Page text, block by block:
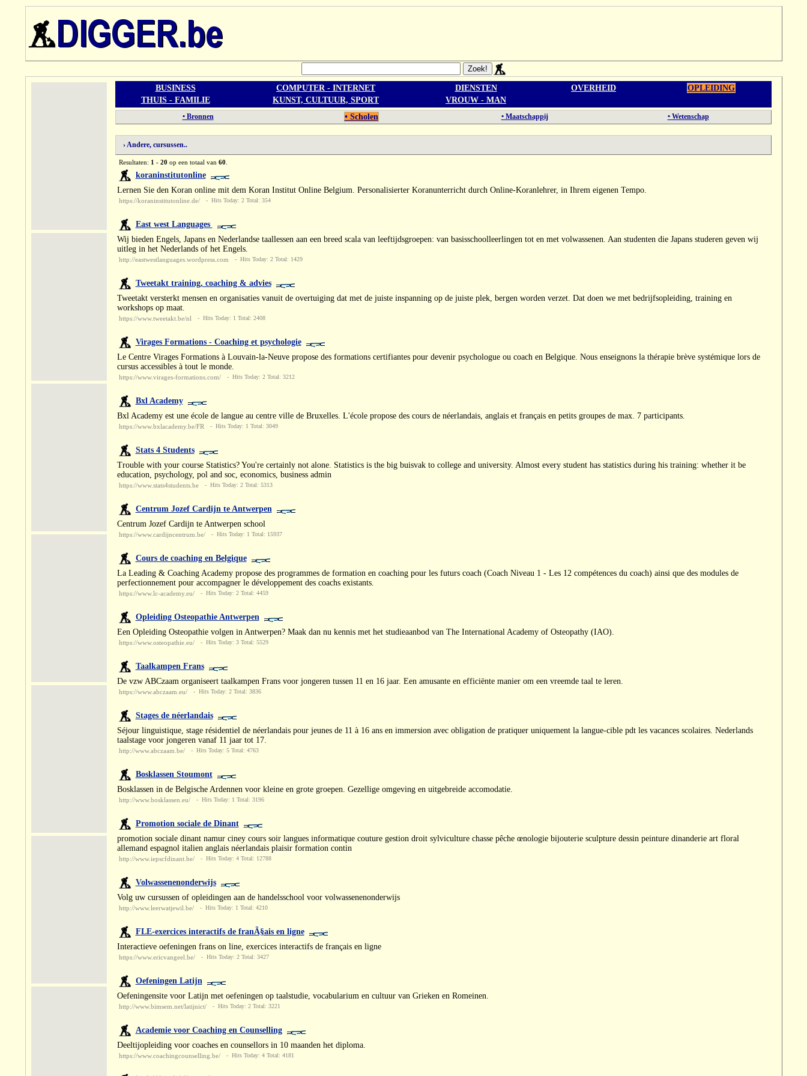
BUSINESS COMPUTER - INTERNET DIENSTEN OVERHEID
OPLEIDING
THUIS - FAMILIE
KUNST, CULTUUR, SPORT VROUW - MAN
• Bronnen • Scholen • Maatschappij • Wetenschap
› Andere, cursussen..
Resultaten: 1 - 20 op een totaal van 60
koraninstitutonline
Lernen Sie den Koran online mit dem Koran Institut Online Belgium. Personalisierter Koranunterricht durch Online-Koranlehrer, in Ihrem eigenen Tempo.
https://koraninstitutonline.de/ - Hits Today: 2 Total: 354
East west Languages
Wij bieden Engels, Japans en Nederlandse taallessen aan een breed scala van leeftijdsgroepen: van basisschoolleerlingen tot en met volwassenen. Aan studenten die Japans studeren geven wij
uitleg in het Nederlands of het Engels.
http://eastwestlanguages.wordpress.com - Hits Today: 2 Total: 1429
Tweetakt training, coaching & advies
Tweetakt versterkt mensen en organisaties vanuit de overtuiging dat met de juiste inspanning op de juiste plek, bergen worden verzet. Dat doen we met bedrijfsopleiding, training en
workshops op maat.
https://www.tweetakt.be/nl - Hits Today: 1 Total: 2408
Virages Formations - Coaching et psychologie
Le Centre Virages Formations à Louvain-la-Neuve propose des formations certifiantes pour devenir psychologue ou coach en Belgique. Nous enseignons la thérapie brève systémique lors de
cursus accessibles à tout le monde.
https://www.virages-formations.com/ - Hits Today: 2 Total: 3212
Bxl Academy
Bxl Academy est une école de langue au centre ville de Bruxelles. L'école propose des cours de néerlandais, anglais et français en petits groupes de max. 7 participants.
https://www.bxlacademy.be/FR - Hits Today: 1 Total: 3049
Stats 4 Students
Trouble with your course Statistics? You're certainly not alone. Statistics is the big buisvak to college and university. Almost every student has statistics during his training: whether it be
education, psychology, pol and soc, economics, business admin
https://www.stats4students.be - Hits Today: 2 Total: 5313
Centrum Jozef Cardijn te Antwerpen
Centrum Jozef Cardijn te Antwerpen school
https://www.cardijncentrum.be/ - Hits Today: 1 Total: 15937
Cours de coaching en Belgique
La Leading & Coaching Academy propose des programmes de formation en coaching pour les futurs coach (Coach Niveau 1 - Les 12 compétences du coach) ainsi que des modules de
perfectionnement pour accompagner le développement des coachs existants.
https://www.lc-academy.eu/ - Hits Today: 2 Total: 4459
Opleiding Osteopathie Antwerpen
Een Opleiding Osteopathie volgen in Antwerpen? Maak dan nu kennis met het studieaanbod van The International Academy of Osteopathy (IAO).
https://www.osteopathie.eu/ - Hits Today: 3 Total: 5529
Taalkampen Frans
De vzw ABCzaam organiseert taalkampen Frans voor jongeren tussen 11 en 16 jaar. Een amusante en efficiënte manier om een vreemde taal te leren.
https://www.abczaam.eu/ - Hits Today: 2 Total: 3836
Stages de néerlandais
Séjour linguistique, stage résidentiel de néerlandais pour jeunes de 11 à 16 ans en immersion avec obligation de pratiquer uniquement la langue-cible pdt les vacances scolaires. Nederlands
taalstage voor jongeren vanaf 11 jaar tot 17.
http://www.abczaam.be/ - Hits Today: 5 Total: 4763
Bosklassen Stoumont
Bosklassen in de Belgische Ardennen voor kleine en grote groepen. Gezellige omgeving en uitgebreide accomodatie.
http://www.bosklassen.eu/ - Hits Today: 1 Total: 3196
Promotion sociale de Dinant
promotion sociale dinant namur ciney cours soir langues informatique couture gestion droit sylviculture chasse pêche œnologie bijouterie sculpture dessin peinture dinanderie art floral
allemand espagnol italien anglais néerlandais plaisir formation contin
http://www.iepscfdinant.be/ - Hits Today: 4 Total: 12788
Volwassenenonderwijs
Volg uw cursussen of opleidingen aan de handelsschool voor volwassenenonderwijs
http://www.leerwatjewil.be/ - Hits Today: 1 Total: 4210
FLE-exercices interactifs de franÃ§ais en ligne
Interactieve oefeningen frans on line, exercices interactifs de français en ligne
https://www.ericvangeel.be/ - Hits Today: 2 Total: 3427
Oefeningen Latijn
Oefeningensite voor Latijn met oefeningen op taalstudie, vocabularium en cultuur van Grieken en Romeinen.
http://www.bimsem.net/latijnict/ - Hits Today: 2 Total: 3221
Academie voor Coaching en Counselling
Deeltijopleiding voor coaches en counsellors in 10 maanden het diploma.
https://www.coachingcounselling.be/ - Hits Today: 4 Total: 4181